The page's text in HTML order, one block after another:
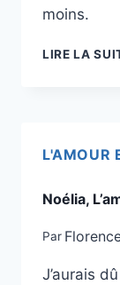
moins.
LIRE LA
L'AMOUR
Noélia,
Par
J’aurais